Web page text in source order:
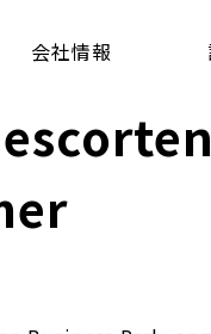
会社情報